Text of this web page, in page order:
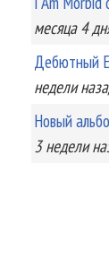
месяца 4
Дебютный
недели
Новый
3 недели